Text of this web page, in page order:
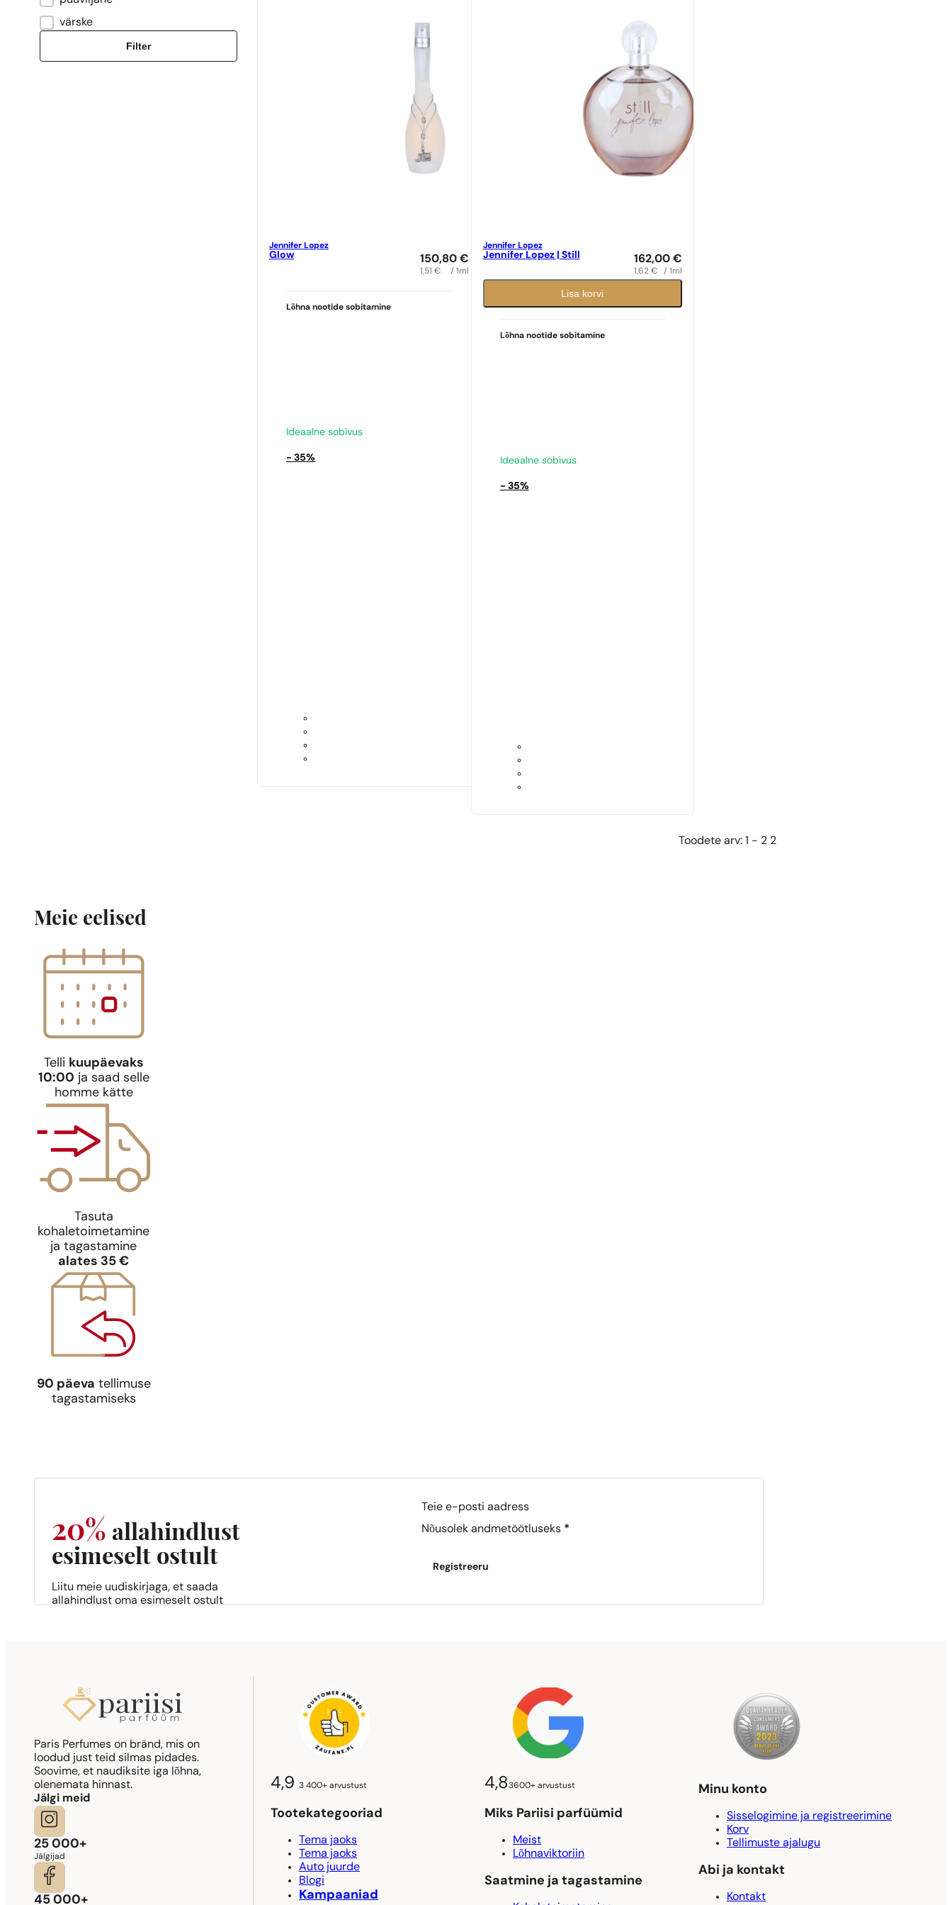
värske
Filter
Jennifer Lopez
Glow 150,80 €
1,51 € / 1ml
Lõhna nootide sobitamine
Ideaalne sobivus
- 35%
9,39€
Jennifer Lopez
Jennifer Lopez | Still 162,00€
1,62€ / 1ml
Lisa korvi
Lõhna nootide sobitamine
Ideaalne sobivus
- 35%
9,39€
9,39€
Toodete arv: 1 - 2 2
Meie eelised
Telli kuupäevaks
10:00 ja saad selle
homme kätte
Tasuta
kohaletoimetamine
ja tagastamine
alates 35 €
90 päeva tellimuse
tagastamiseks
20% allahindlust
esimeselt ostult
Liitu meie uudiskirjaga, et saada
allahindlust oma esimeselt ostult
Section
Nõusolek andmetöötluseks *
Registreeru
Paris Perfumes on bränd, mis on
loodud just teid silmas pidades.
Soovime, et naudiksite iga lõhna,
olenemata hinnast.
Jälgi meid
25 000+
Jälgijad
45 000+
4,9 3 400+ arvustust
Tootekategooriad
Tema jaoks
Tema jaoks
Auto juurde
Blogi
Kampaaniad
4,83600+ arvustust
Miks Pariisi parfüümid
Meist
Lõhnaviktoriin
Saatmine ja tagastamine
Minu konto
Sisselogimine ja registreerimine
Korv
Tellimuste ajalugu
Abi ja kontakt
Kontakt